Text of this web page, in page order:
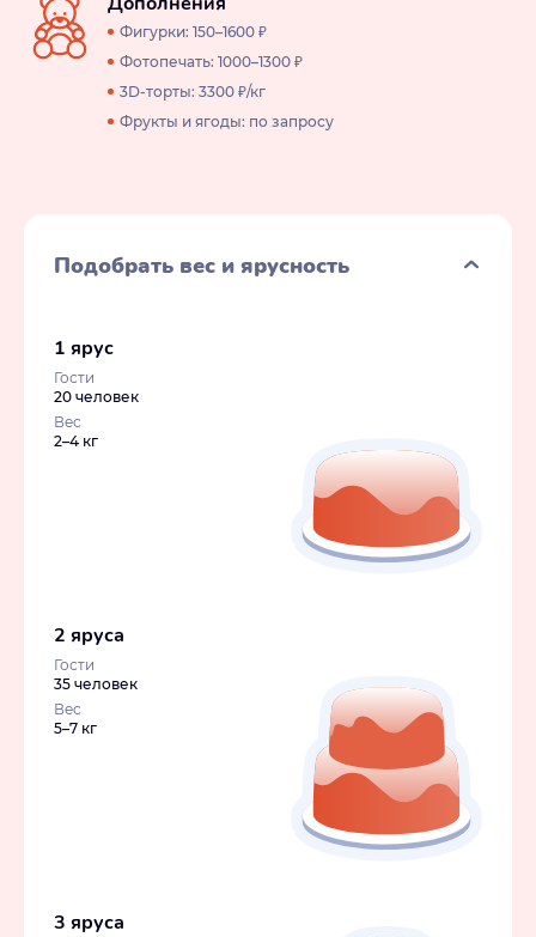
Фигурки: 150–1600 ₽
Фотопечать: 1000–1300 ₽
3D-торты: 3300 ₽/кг
Фрукты и ягоды: по запросу
Подобрать вес и ярусность
1 ярус
Гости
20 человек
Вес
2–4 кг
2 яруса
Гости
35 человек
Вес
5–7 кг
3 яруса